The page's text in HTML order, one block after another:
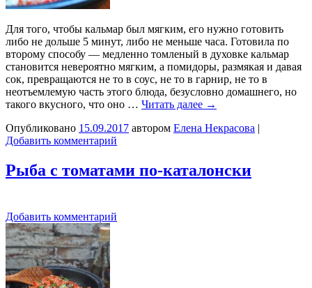
Для того, чтобы кальмар был мягким, его нужно готовить
либо не дольше 5 минут, либо не меньше часа. Готовила по
второму способу — медленно томленый в духовке кальмар
становится невероятно мягким, а помидоры, размякая и давая
сок, превращаются не то в соус, не то в гарнир, не то в
неотъемлемую часть этого блюда, безусловно домашнего, но
такого вкусного, что оно … Читать далее →
Опубликовано 15.09.2017 автором Елена Некрасова |
Добавить комментарий
Рыба с томатами по-каталонски
Добавить комментарий